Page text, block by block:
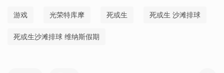
游戏 光荣特库摩 死或生 死或生 沙滩排球
死或生沙滩排球 维纳斯假期